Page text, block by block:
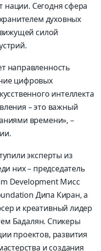
нации. Сегодня сфера
духовных
силой
направленность
цифровых
интеллекта
– это важный
времени», –
эксперты из
них – председатель
Development Мисс
Дипа Киран, а
и креативный лидер
Бадалян. Спикеры
проектов, развития
и создания